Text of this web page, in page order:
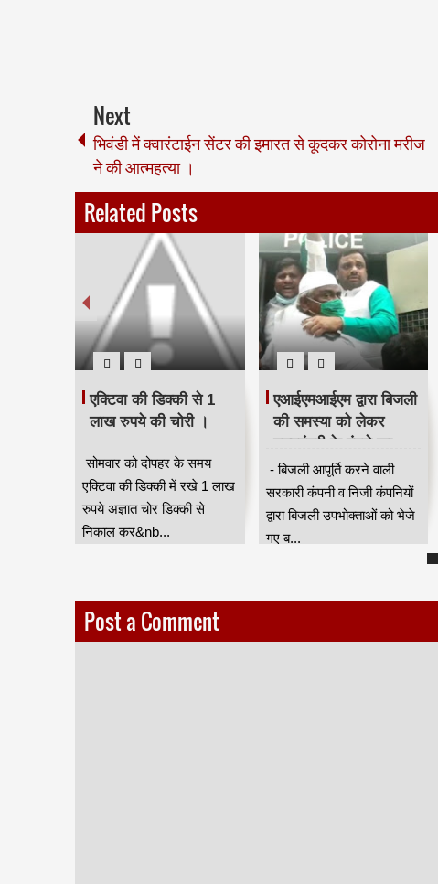
Next
भिवंडी में क्वारंटाईन सेंटर की इमारत से कूदकर कोरोना मरीज
ने की आत्महत्या ।
Related Posts
एक्टिवा की डिक्की से 1
लाख रुपये की चोरी ।
सोमवार को दोपहर के समय
एक्टिवा की डिक्की में रखे 1 लाख
रुपये अज्ञात चोर डिक्की से
निकाल कर&nb...
एआईएमआईएम द्वारा बिजली
की समस्या को लेकर
मुख्यमंत्री के बंगले का
घेराव करने के लिए
एकत्रित होने वालों को
पुलिस ने लिया हिरासत में ।
- बिजली आपूर्ति करने वाली
सरकारी कंपनी व निजी कंपनियों
द्वारा बिजली उपभोक्ताओं को भेजे
गए ब...
Post a Comment